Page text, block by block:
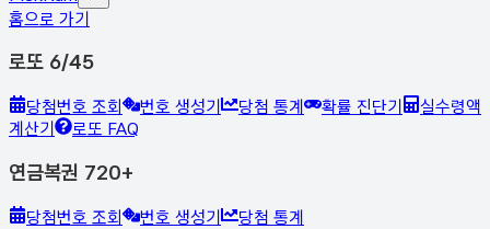
홈으로 가기
로또 6/45
당첨번호 조회 번호 생성기 당첨 통계 확률 진단기
실수령액
계산기
로또 FAQ
연금복권 720+
당첨번호 조회 번호 생성기 당첨 통계